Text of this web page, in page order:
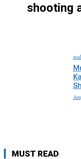
shooting
MUST READ